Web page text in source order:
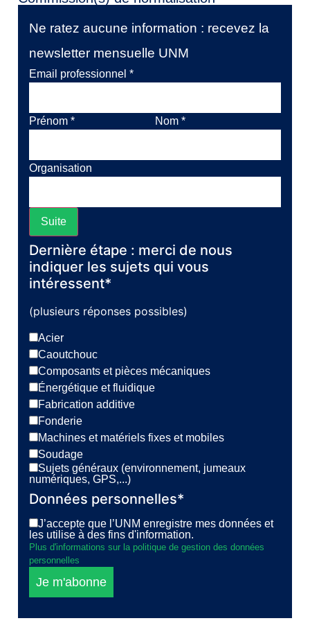
Ne ratez aucune information : recevez la
newsletter mensuelle UNM
Email professionnel *
Prénom * Nom *
Organisation
Suite
Dernière étape : merci de nous
indiquer les sujets qui vous
intéressent*
(plusieurs réponses possibles)
Acier
Caoutchouc
Composants et pièces mécaniques
Énergétique et fluidique
Fabrication additive
Fonderie
Machines et matériels fixes et mobiles
Soudage
Sujets généraux (environnement, jumeaux
numériques, GPS,...)
Données personnelles*
J’accepte que l’UNM enregistre mes données et
les utilise à des fins d'information.
Plus d'informations sur la politique de gestion des données
personnelles
Je m'abonne